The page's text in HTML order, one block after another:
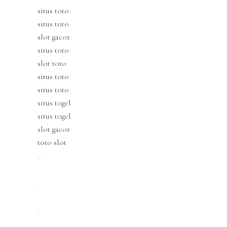
situs toto
situs toto
slot gacor
situs toto
slot toto
situs toto
situs toto
situs togel
situs togel
slot gacor
toto slot